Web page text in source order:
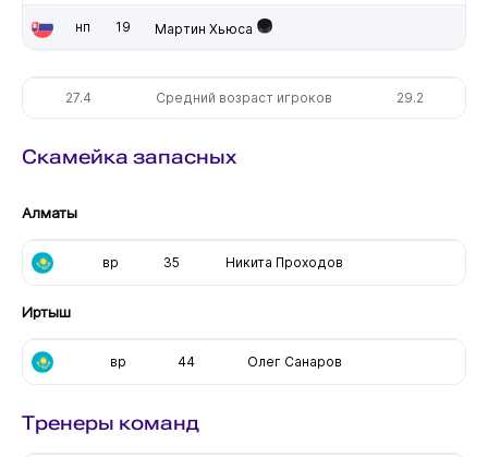
нп 19 Мартин Хьюса
27.4 Средний возраст игроков 29.2
Скамейка запасных
Алматы
вр 35 Никита Проходов
Иртыш
вр 44 Олег Санаров
Тренеры команд